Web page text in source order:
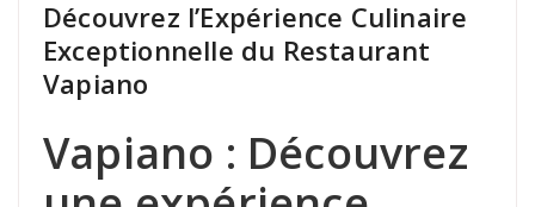
Découvrez l’Expérience Culinaire
Exceptionnelle du Restaurant
Vapiano
Vapiano : Découvrez